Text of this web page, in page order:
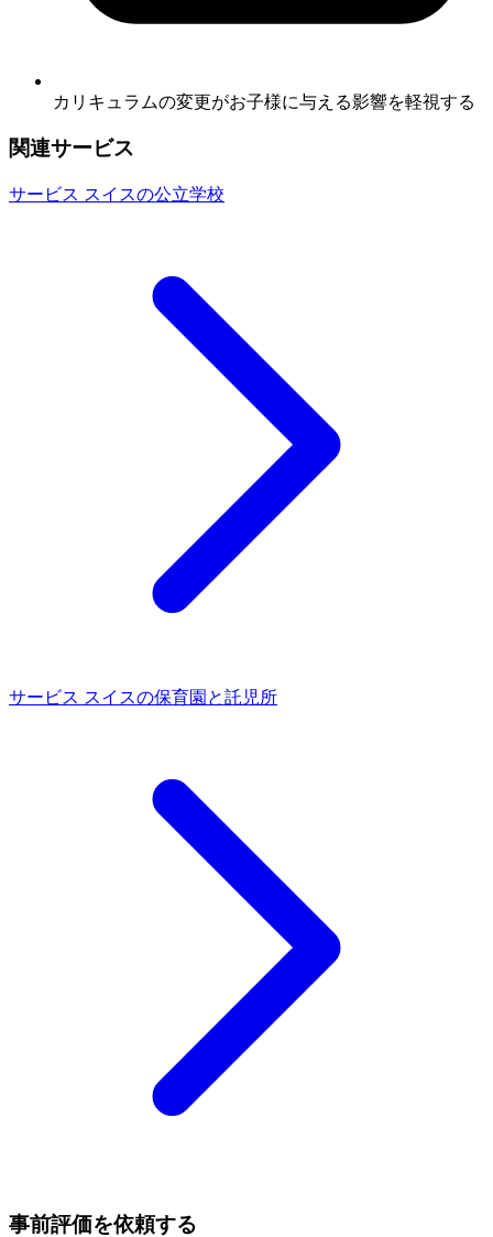
カリキュラムの変更がお子様に与える影響を軽視する
関連サービス
サービス スイスの公立学校
サービス スイスの保育園と託児所
事前評価を依頼する